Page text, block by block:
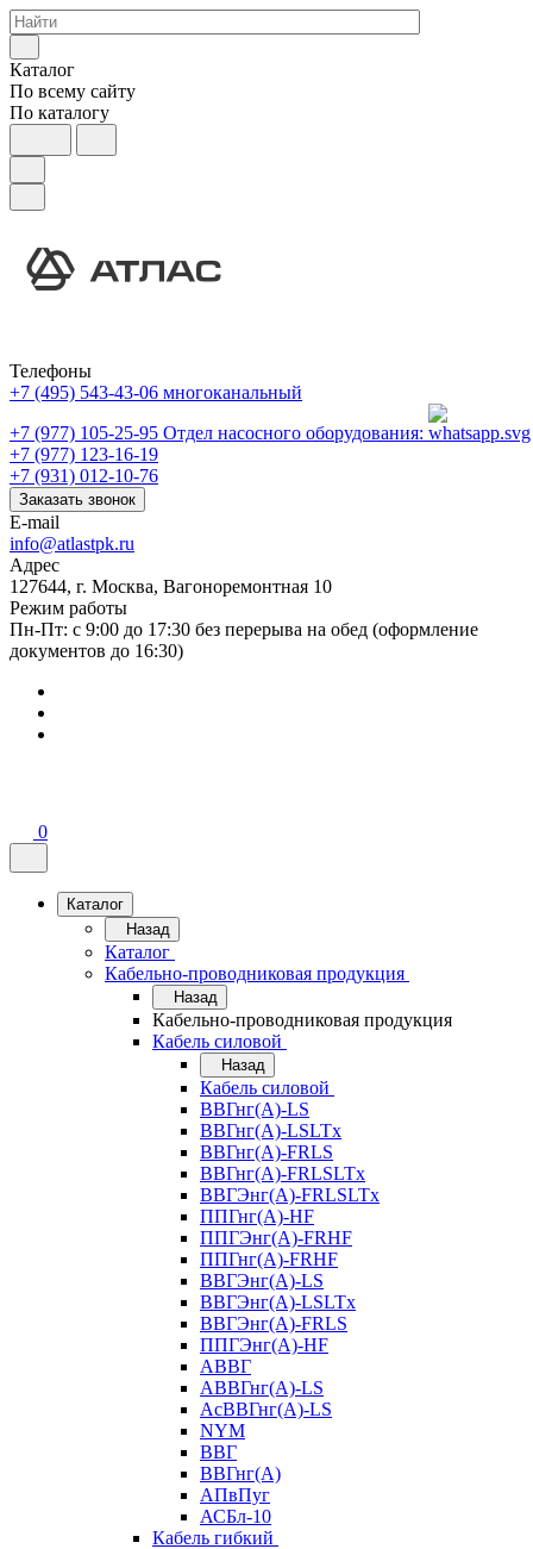
Каталог
По всему сайту
По каталогу
Телефоны
+7 (495) 543-43-06 многоканальный
+7 (977) 105-25-95 Отдел насосного оборудования:
+7 (977) 123-16-19
+7 (931) 012-10-76
Заказать звонок
E-mail
info@atlastpk.ru
Адрес
127644, г. Москва, Вагоноремонтная 10
Режим работы
Пн-Пт: с 9:00 до 17:30 без перерыва на обед (оформление
документов до 16:30)
0
Каталог
Назад
Каталог
Кабельно-проводниковая продукция
Назад
Кабельно-проводниковая продукция
Кабель силовой
Назад
Кабель силовой
ВВГнг(А)-LS
ВВГнг(А)-LSLTx
ВВГнг(А)-FRLS
ВВГнг(А)-FRLSLTx
ВВГЭнг(А)-FRLSLTx
ППГнг(А)-HF
ППГЭнг(А)-FRHF
ППГнг(А)-FRHF
ВВГЭнг(А)-LS
ВВГЭнг(А)-LSLTx
ВВГЭнг(А)-FRLS
ППГЭнг(А)-HF
АВВГ
АВВГнг(А)-LS
АсВВГнг(А)-LS
NYM
ВВГ
ВВГнг(А)
АПвПуг
АСБл-10
Кабель гибкий